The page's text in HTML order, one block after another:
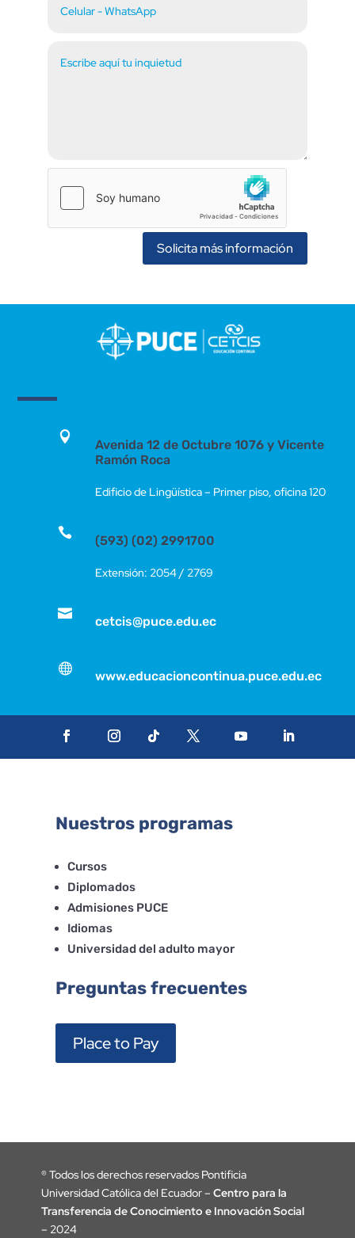
Solicita más información

Avenida 12 de Octubre 1076 y Vicente
Ramón Roca
Edificio de Lingüística – Primer piso, oficina 120

(593) (02) 2991700
Extensión: 2054 / 2769

cetcis@puce.edu.ec

www.educacioncontinua.puce.edu.ec
Nuestros programas
Cursos
Diplomados
Admisiones PUCE
Idiomas
Universidad del adulto mayor
Preguntas frecuentes
Place to Pay
®Todos los derechos reservados Pontificia
Universidad Católica del Ecuador – Centro para la
Transferencia de Conocimiento e Innovación Social
– 2024